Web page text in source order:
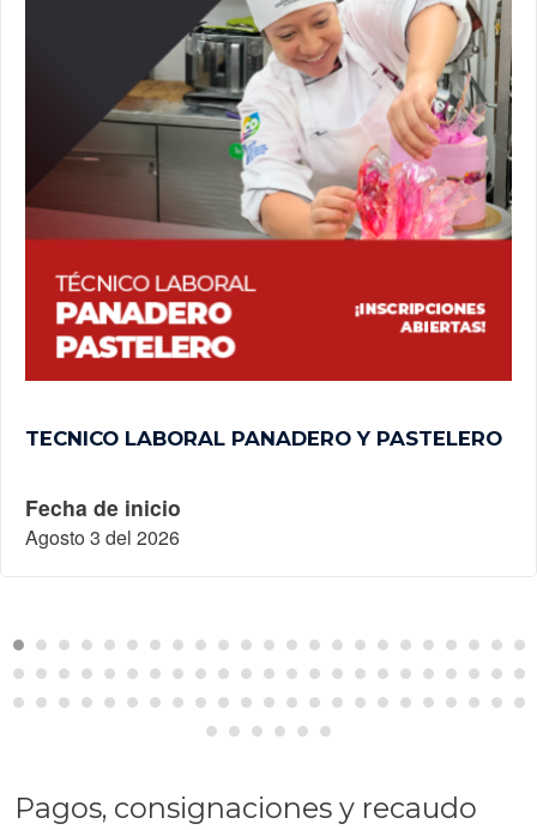
TECNICO LABORAL PANADERO Y PASTELERO
Fecha de inicio
Agosto 3 del 2026
Pagos, consignaciones y recaudo